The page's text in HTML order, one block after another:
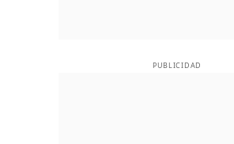
PUBLICIDAD